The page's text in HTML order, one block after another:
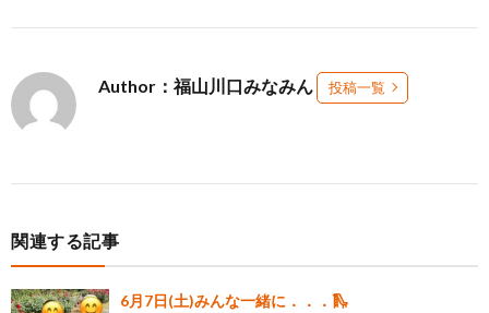
Author：福山川口みなみん 投稿一覧
関連する記事
6月7日(土)みんな一緒に．．．🛝